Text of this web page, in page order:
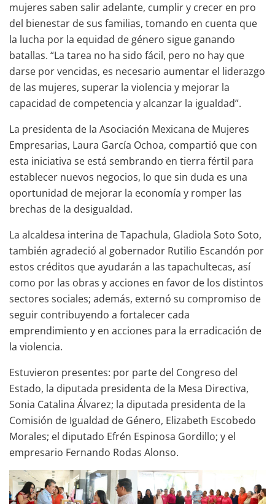
mujeres saben salir adelante, cumplir y crecer en pro
del bienestar de sus familias, tomando en cuenta que
la lucha por la equidad de género sigue ganando
batallas. “La tarea no ha sido fácil, pero no hay que
darse por vencidas, es necesario aumentar el liderazgo
de las mujeres, superar la violencia y mejorar la
capacidad de competencia y alcanzar la igualdad”.
La presidenta de la Asociación Mexicana de Mujeres
Empresarias, Laura García Ochoa, compartió que con
esta iniciativa se está sembrando en tierra fértil para
establecer nuevos negocios, lo que sin duda es una
oportunidad de mejorar la economía y romper las
brechas de la desigualdad.
La alcaldesa interina de Tapachula, Gladiola Soto Soto,
también agradeció al gobernador Rutilio Escandón por
estos créditos que ayudarán a las tapachultecas, así
como por las obras y acciones en favor de los distintos
sectores sociales; además, externó su compromiso de
seguir contribuyendo a fortalecer cada
emprendimiento y en acciones para la erradicación de
la violencia.
Estuvieron presentes: por parte del Congreso del
Estado, la diputada presidenta de la Mesa Directiva,
Sonia Catalina Álvarez; la diputada presidenta de la
Comisión de Igualdad de Género, Elizabeth Escobedo
Morales; el diputado Efrén Espinosa Gordillo; y el
empresario Fernando Rodas Alonso.